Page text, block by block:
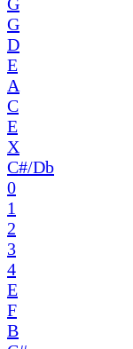
G
D
E
A
C
E
X
C#/Db
0
1
2
3
4
E
F
B